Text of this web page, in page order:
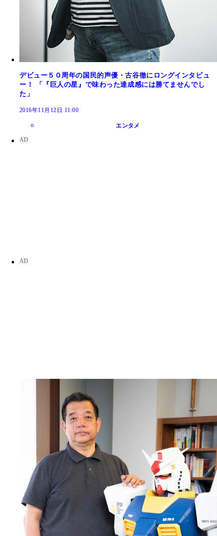
デビュー５０周年の国民的声優・古谷徹にロングインタビュ
ー！ 「『巨人の星』で味わった達成感には勝てませんでし
た」
2016年11月12日 11:00
エンタメ